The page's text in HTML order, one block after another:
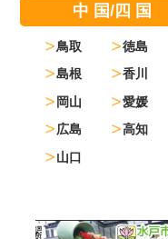
中 国/四 国
鳥取
徳島
島根
香川
岡山
愛媛
広島
高知
山口